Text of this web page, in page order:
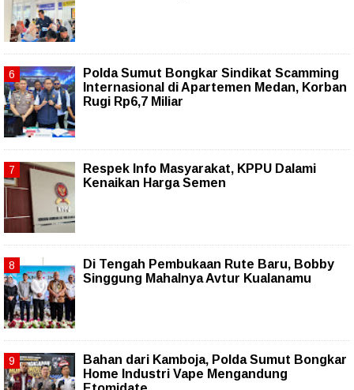
Polda Sumut Bongkar Sindikat Scamming
Internasional di Apartemen Medan, Korban
Rugi Rp6,7 Miliar
Respek Info Masyarakat, KPPU Dalami
Kenaikan Harga Semen
Di Tengah Pembukaan Rute Baru, Bobby
Singgung Mahalnya Avtur Kualanamu
Bahan dari Kamboja, Polda Sumut Bongkar
Home Industri Vape Mengandung